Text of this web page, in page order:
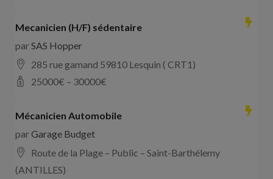
Mecanicien (H/F) sédentaire
parSAS Hopper
285 rue gamand 59810 Lesquin ( CRT1)
25000€ – 30000€
Mécanicien Automobile
parGarage Budget
Route de la Plage – Public – Saint-Barthélemy
(ANTILLES)